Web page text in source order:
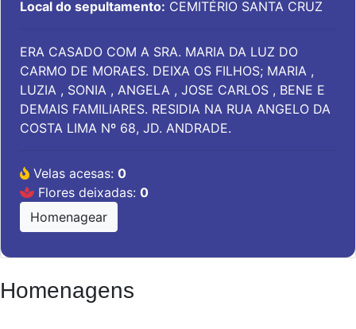
Local do sepultamento: CEMITÉRIO SANTA CRUZ
ERA CASADO COM A SRA. MARIA DA LUZ DO
CARMO DE MORAES. DEIXA OS FILHOS; MARIA ,
LUZIA , SONIA , ANGELA , JOSE CARLOS , BENE E
DEMAIS FAMILIARES. RESIDIA NA RUA ANGELO DA
COSTA LIMA Nº 68, JD. ANDRADE.
Velas acesas: 0
Flores deixadas: 0
Homenagear
Homenagens